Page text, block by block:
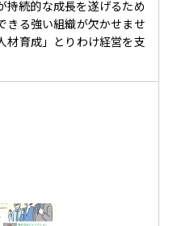
持続的な成長を遂げるため
きる強い組織が欠かせませ
材育成」とりわけ経営を支